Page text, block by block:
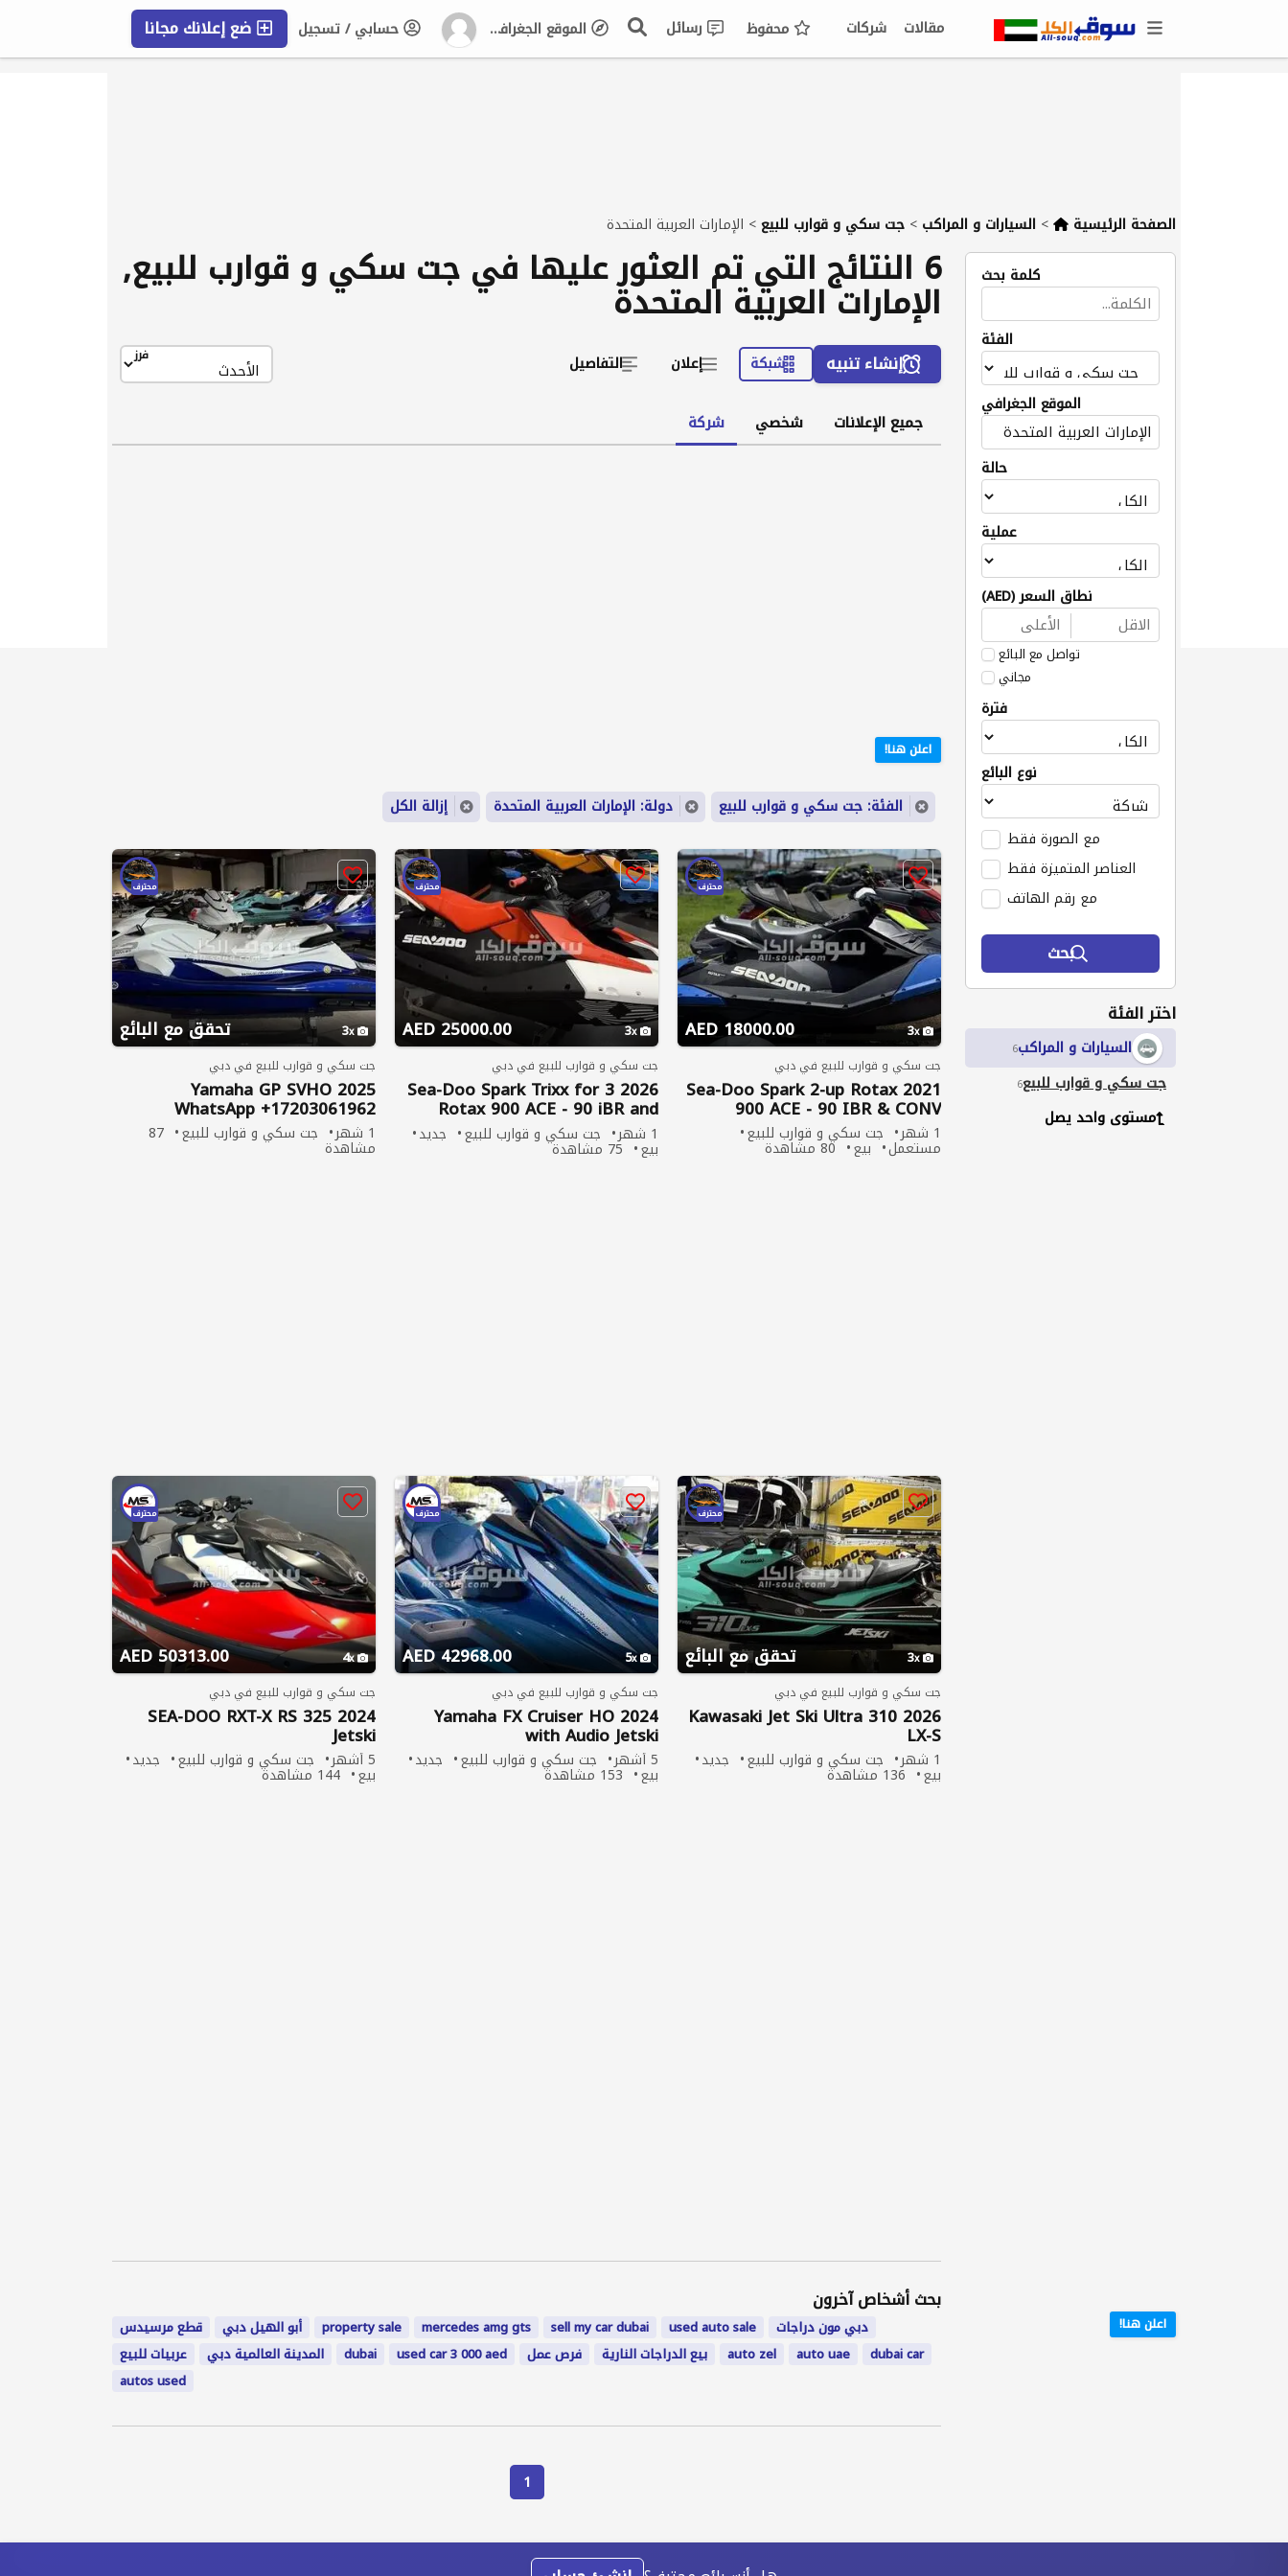
ضع إعلانك مجانا حسابي / تسجيل الموقع الجغرافي رسائل محفوظ شركات
مقالات
التعليمات
الصفحة الرئيسية > السيارات و المراكب > جت سكي و قوارب للبيع> الإمارات العربية المتحدة
كلمة بحث
الفئة
الموقع الجغرافي
حالة
عملية
نطاق السعر (AED)
تواصل مع البائع
مجاني
فترة
نوع البائع
مع الصورة فقط
العناصر المتميزة فقط
مع رقم الهاتف
بحث
اختر الفئة
السيارات و المراكب6
جت سكي و قوارب للبيع6
مستوى واحد يصل
اعلن هنا!
6 النتائج التي تم العثور عليها في جت سكي و قوارب للبيع,
الإمارات العربية المتحدة
إنشاء تنبيه شبكة إعلان التفاصيل فرز
جميع الإعلانات شخصي شركة
اعلن هنا!
الفئة: جت سكي و قوارب للبيع دولة: الإمارات العربية المتحدة إزالة الكل
18000.00 AED 3
محترف
جت سكي و قوارب للبيع في دبي
2021 Sea-Doo Spark 2-up Rotax
900 ACE - 90 IBR & CONV
1 شهر جت سكي و قوارب للبيع
مستعمل بيع 80 مشاهدة
25000.00 AED 3
محترف
جت سكي و قوارب للبيع في دبي
2026 Sea-Doo Spark Trixx for 3
Rotax 900 ACE - 90 iBR and
Audio1 شهر جت سكي و قوارب للبيع جديد
بيع 75 مشاهدة
تحقق مع البائع 3
محترف
جت سكي و قوارب للبيع في دبي
2025 Yamaha GP SVHO
WhatsApp ‪+17203061962‬
1 شهر جت سكي و قوارب للبيع 87
مشاهدة
تحقق مع البائع 3
محترف
جت سكي و قوارب للبيع في دبي
2026 Kawasaki Jet Ski Ultra 310
LX-S
1 شهر جت سكي و قوارب للبيع جديد
بيع 136 مشاهدة
42968.00 AED 5
محترف
جت سكي و قوارب للبيع في دبي
2024 Yamaha FX Cruiser HO
with Audio Jetski
5 أشهر جت سكي و قوارب للبيع جديد
بيع 153 مشاهدة
50313.00 AED 4
محترف
جت سكي و قوارب للبيع في دبي
2024 SEA-DOO RXT-X RS 325
Jetski
5 أشهر جت سكي و قوارب للبيع جديد
بيع 144 مشاهدة
بحث أشخاص آخرون
قطع مرسيدس أبو الهيل دبي property sale mercedes amg gts sell my car dubai used auto sale
دبي مون دراجات
عربيات للبيع
المدينة العالمية دبي dubai used car 3 000 aed فرص عمل بيع الدراجات النارية auto zel auto uae
dubai car
autos used
1